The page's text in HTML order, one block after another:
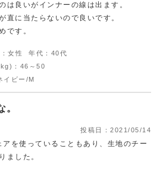
は良いがインナーの線は出ます。
直に当たらないので良いです。
です。
女性
年代：40代
：46～50
イビー/M
。
投稿日： 2021/05/14
を使っていることもあり、生地のチー
ました。